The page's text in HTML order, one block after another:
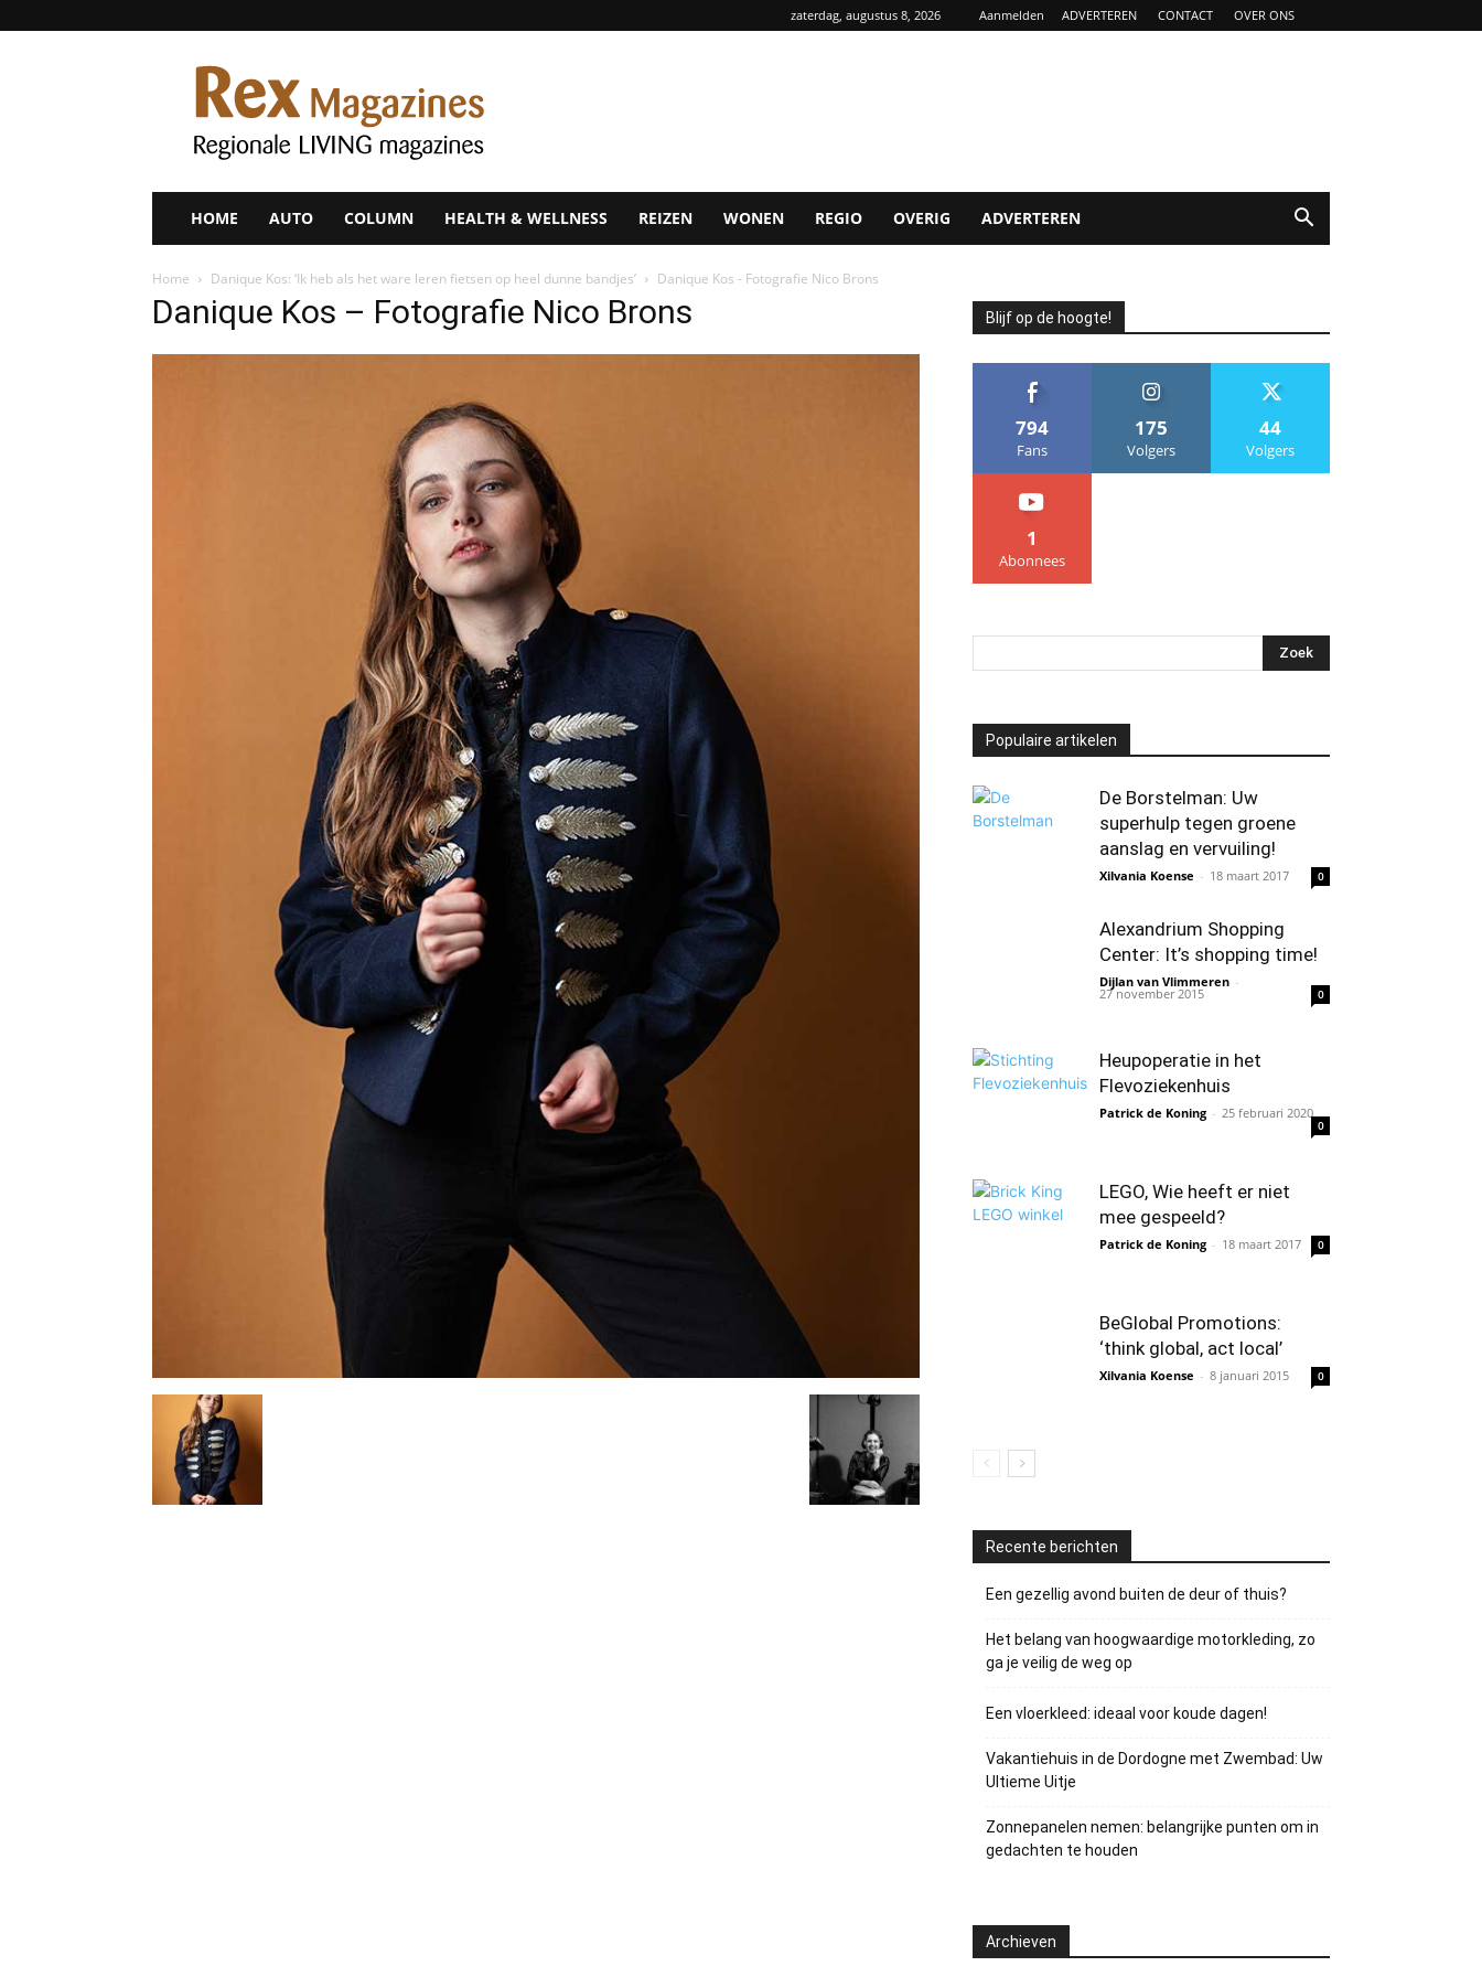
zaterdag, augustus 8, 2026 Aanmelden ADVERTEREN CONTACT OVER ONS
Rex
Magazines
HOME AUTO COLUMN HEALTH & WELLNESS REIZEN WONEN REGIO OVERIG ADVERTEREN
Home Danique Kos: ‘Ik heb als het ware leren fietsen op heel dunne bandjes’ Danique Kos - Fotografie Nico Brons
Danique Kos – Fotografie Nico Brons Blijf op de hoogte!
794
Fans
175
Volgers
44
Volgers
1
Abonnees
Populaire artikelen
De Borstelman: Uw
superhulp tegen groene
aanslag en vervuiling!
Xilvania Koense - 18 maart 2017 0
Alexandrium Shopping
Center: It’s shopping time!
Dijlan van Vlimmeren -
27 november 2015 0
Heupoperatie in het
Flevoziekenhuis
Patrick de Koning - 25 februari 2020
0
LEGO, Wie heeft er niet
mee gespeeld?
Patrick de Koning - 18 maart 2017 0
BeGlobal Promotions:
‘think global, act local’
Xilvania Koense - 8 januari 2015 0
Recente berichten
Een gezellig avond buiten de deur of thuis?
Het belang van hoogwaardige motorkleding, zo
ga je veilig de weg op
Een vloerkleed: ideaal voor koude dagen!
Vakantiehuis in de Dordogne met Zwembad: Uw
Ultieme Uitje
Zonnepanelen nemen: belangrijke punten om in
gedachten te houden
Archieven